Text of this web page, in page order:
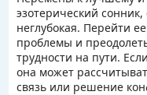
эзотерический
неглубокая. Перейти
проблемы и
трудности на пути.
она может
связь или решение